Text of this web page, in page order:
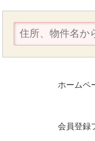
ホームペ
会員登録